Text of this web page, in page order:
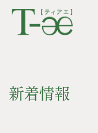
新着情報